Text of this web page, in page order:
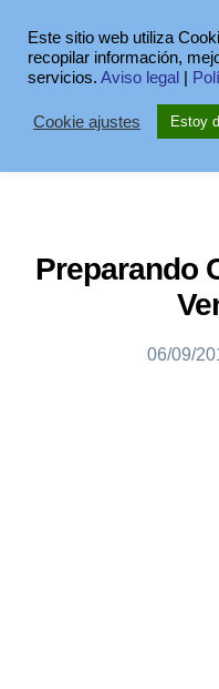
Preparando
06/09/
Este sitio web utiliza
recopilar información,
servicios. Aviso legal
Cookie ajustes Estoy